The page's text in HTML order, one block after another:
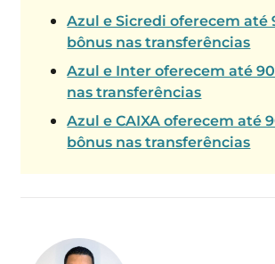
Azul e Sicredi oferecem até
bônus nas transferências
Azul e Inter oferecem até
nas transferências
Azul e CAIXA oferecem até
bônus nas transferências